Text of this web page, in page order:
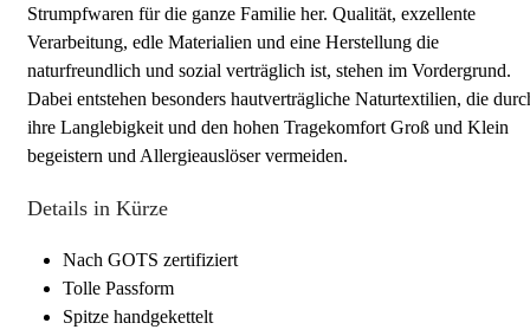
Strumpfwaren für die ganze Familie her. Qualität, exzellente
Verarbeitung, edle Materialien und eine Herstellung die
naturfreundlich und sozial verträglich ist, stehen im Vordergrund.
Dabei entstehen besonders hautverträgliche Naturtextilien, die
ihre Langlebigkeit und den hohen Tragekomfort Groß und Klein
begeistern und Allergieauslöser vermeiden.
Details in Kürze
Nach GOTS zertifiziert
Tolle Passform
Spitze handgekettelt